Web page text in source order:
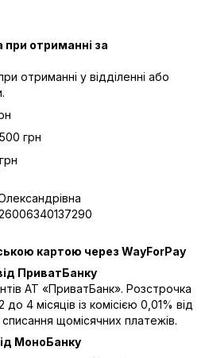
при отриманні за
отриманні у відділенні або
грн
картою через WayForPay
ПриватБанку
АТ «ПриватБанк». Розстрочка
4 місяців із комісією 0,01% від
щомісячних платежів.
МоноБанку